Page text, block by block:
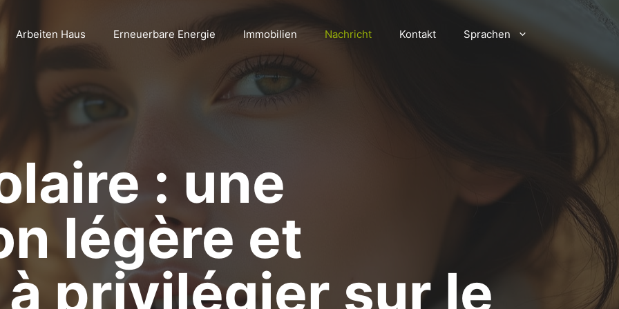
Arbeiten Haus Erneuerbare Energie Immobilien Nachricht Kontakt Sprachen
: une
légère et
privilégier sur le